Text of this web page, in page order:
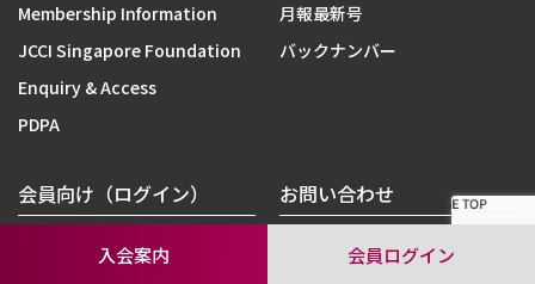
Membership Information
JCCI Singapore Foundation
Enquiry & Access
PDPA
月報最新号
バックナンバー
会員向け（ログイン）
理事会議事録
お問い合わせ
入会案内 会員ログイン